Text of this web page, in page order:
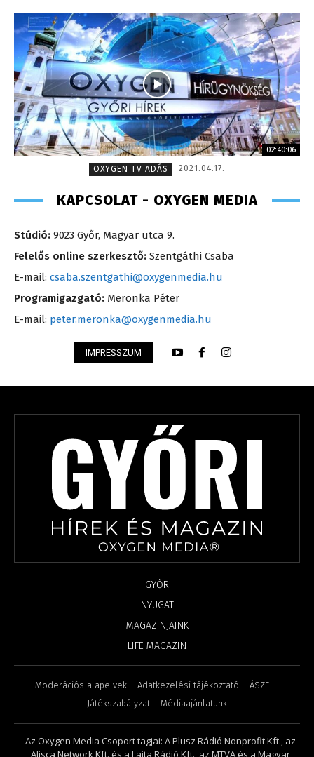
02:40:06
OXYGEN TV ADÁS
2021.04.17.
KAPCSOLAT - OXYGEN MEDIA
Stúdió: 9023 Győr, Magyar utca 9.
Felelős online szerkesztő: Szentgáthi Csaba
E-mail: csaba.szentgathi@oxygenmedia.hu
Programigazgató: Meronka Péter
E-mail: peter.meronka@oxygenmedia.hu
IMPRESSZUM
GYŐR
NYUGAT
MAGAZINJAINK
LIFE MAGAZIN
Moderációs alapelvek Adatkezelési tájékoztató
ÁSZF
Játékszabályzat
Médiaajánlatunk
Az Oxygen Media Csoport tagjai: A Plusz Rádió Nonprofit Kft., az
Alisca Network Kft. és a Lajta Rádió Kft., az MTVA és a Magyar